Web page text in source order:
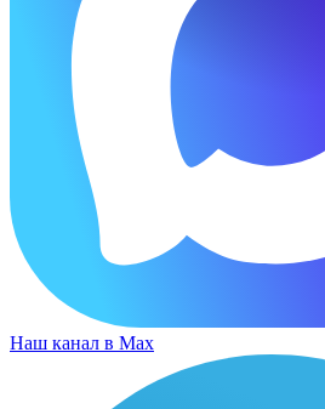
Наш канал в Max